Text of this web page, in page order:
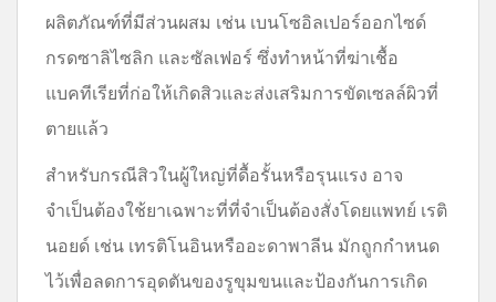
ผลิตภัณฑ์ที่มีส่วนผสม เช่น เบนโซอิลเปอร์ออกไซด์
กรดซาลิไซลิก และซัลเฟอร์ ซึ่งทำหน้าที่ฆ่าเชื้อ
แบคทีเรียที่ก่อให้เกิดสิวและส่งเสริมการขัดเซลล์ผิวที่
ตายแล้ว
สำหรับกรณีสิวในผู้ใหญ่ที่ดื้อรั้นหรือรุนแรง อาจ
จำเป็นต้องใช้ยาเฉพาะที่ที่จำเป็นต้องสั่งโดยแพทย์ เรติ
นอยด์ เช่น เทรติโนอินหรืออะดาพาลีน มักถูกกำหนด
ไว้เพื่อลดการอุดตันของรูขุมขนและป้องกันการเกิด